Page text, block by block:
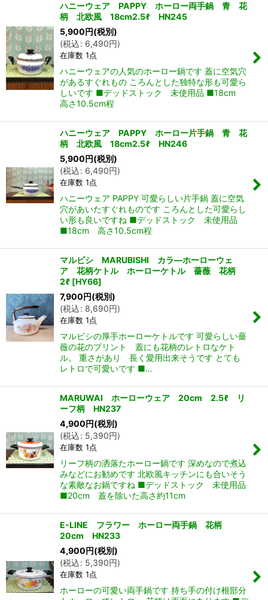
ハニーウェア PAPPY ホーロー両手鍋 青 花
柄 北欧風 18cm2.5ℓ HN245
5,900 円(税別)
(税込: 6,490円)
在庫数 1点
ハニーウェアの人気のホーロー鍋です 蓋に空気穴
があるすぐれもの ころんとした独特な形も可愛ら
しいです ■デッドストック 未使用品 ■18cm
高さ10.5cm程
ハニーウェア PAPPY ホーロー片手鍋 青 花
柄 北欧風 18cm2.5ℓ HN246
5,900 円(税別)
(税込: 6,490円)
在庫数 1点
ハニーウェア PAPPY 可愛らしい片手鍋 蓋に空気
穴があいたすぐれものです ころんとした可愛らし
い形も良いですね ■デッドストック 未使用品
■18cm 高さ10.5cm程
マルビシ MARUBISHI カラ―ホーローウェ
ア 花柄ケトル ホーローケトル 薔薇 花柄
2ℓ [HY66]
7,900 円(税別)
(税込: 8,690円)
在庫数 1点
マルビシの厚手ホーローケトルです 可愛らしい薔
薇の花のプリント 蓋にも花柄のレトロなケト
ル。 重さがあり 長く愛用出来そうです とても
レトロで可愛いです ■…
MARUWAI ホーローウェア 20cm 2.5ℓ リ
ーフ柄 HN237
4,900 円(税別)
(税込: 5,390円)
在庫数 1点
リーフ柄の洒落たホーロー鍋です 深めなので煮込
みなどにお勧めです 北欧風キッチンにも合いそう
な素敵なお鍋ですね ■デッドストック 未使用品
■20cm 蓋を除いた高さ約11cm
E-LINE フラワー ホーロー両手鍋 花柄
20cm HN233
4,900 円(税別)
(税込: 5,390円)
在庫数 1点
ホーローの可愛い両手鍋です 持ち手の付け根部分